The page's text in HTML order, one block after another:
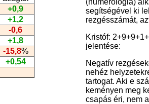
+0,9
+1,2
-0,6
+1,8
-15,8%
+0,54
segítségével ki
rezgésszámát,
Kristóf:
jelentése:
Negatív
nehéz
tartogat. Aki e
keményen meg
csapás éri, nem